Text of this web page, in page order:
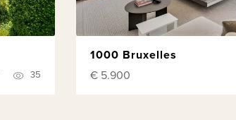
35
1000 Bruxelles
€ 5.900